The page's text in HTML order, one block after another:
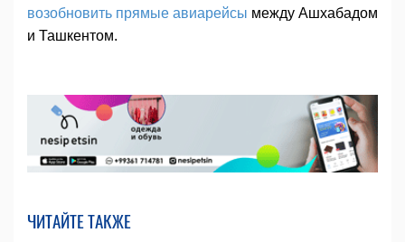
возобновить прямые авиарейсы между Ашхабадом
и Ташкентом.
ЧИТАЙТЕ ТАКЖЕ